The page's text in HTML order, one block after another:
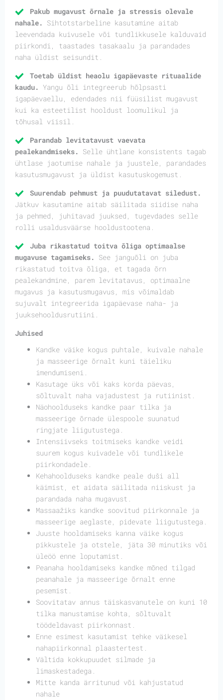
Pakub mugavust õrnale ja stressis olevale
nahale. Sihtotstarbeline kasutamine aitab
leevendada kuivusele või tundlikkusele kalduvaid
piirkondi, taastades tasakaalu ja parandades
naha üldist seisundit.
Toetab üldist heaolu igapäevaste rituaalide
kaudu. Yangu õli integreerub hõlpsasti
igapäevaellu, edendades nii füüsilist mugavust
kui ka esteetilist hooldust loomulikul ja
tõhusal viisil.
Parandab levitatavust vaevata
pealekandmiseks. Selle ühtlane konsistents tagab
ühtlase jaotumise nahale ja juustele, parandades
kasutusmugavust ja üldist kasutuskogemust.
Suurendab pehmust ja puudutatavat siledust.
Jätkuv kasutamine aitab säilitada siidise naha
ja pehmed, juhitavad juuksed, tugevdades selle
rolli usaldusväärse hooldustootena.
Juba rikastatud toitva õliga optimaalse
mugavuse tagamiseks. See janguõli on juba
rikastatud toitva õliga, et tagada õrn
pealekandmine, parem levitatavus, optimaalne
mugavus ja kasutusmugavus, mis võimaldab
sujuvalt integreerida igapäevase naha- ja
juuksehooldusrutiini.
Juhised
Kandke väike kogus puhtale, kuivale nahale
ja masseerige õrnalt kuni täieliku
imendumiseni.
Kasutage üks või kaks korda päevas,
sõltuvalt naha vajadustest ja rutiinist.
Näohoolduseks kandke paar tilka ja
masseerige õrnade ülespoole suunatud
ringjate liigutustega.
Intensiivseks toitmiseks kandke veidi
suurem kogus kuivadele või tundlikele
piirkondadele.
Kehahoolduseks kandke peale duši all
käimist, et aidata säilitada niiskust ja
parandada naha mugavust.
Massaažiks kandke soovitud piirkonnale ja
masseerige aeglaste, pidevate liigutustega.
Juuste hooldamiseks kanna väike kogus
pikkustele ja otstele, jäta 30 minutiks või
üleöö enne loputamist.
Peanaha hooldamiseks kandke mõned tilgad
peanahale ja masseerige õrnalt enne
pesemist.
Soovitatav annus täiskasvanutele on kuni 10
tilka manustamise kohta, sõltuvalt
töödeldavast piirkonnast.
Enne esimest kasutamist tehke väikesel
nahapiirkonnal plaastertest.
Vältida kokkupuudet silmade ja
limaskestadega.
Mitte kanda ärritunud või kahjustatud
nahale